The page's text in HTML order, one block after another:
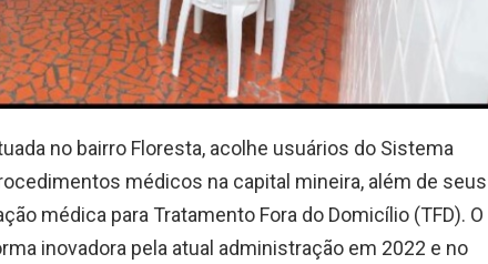
no bairro Floresta, acolhe usuários do Sistema
médicos na capital mineira, além de seus
médica para Tratamento Fora do Domicílio (TFD). O
inovadora pela atual administração em 2022 e no